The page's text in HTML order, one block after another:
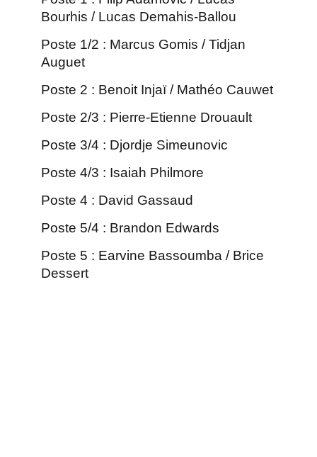
Bourhis / Lucas Demahis-Ballou
Poste 1/2 : Marcus Gomis / Tidjan
Auguet
Poste 2 : Benoit Injaï / Mathéo Cauwet
Poste 2/3 : Pierre-Etienne Drouault
Poste 3/4 : Djordje Simeunovic
Poste 4/3 : Isaiah Philmore
Poste 4 : David Gassaud
Poste 5/4 : Brandon Edwards
Poste 5 : Earvine Bassoumba / Brice
Dessert